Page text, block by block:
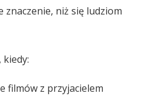
znaczenie, niż się ludziom
kiedy:
filmów z przyjacielem